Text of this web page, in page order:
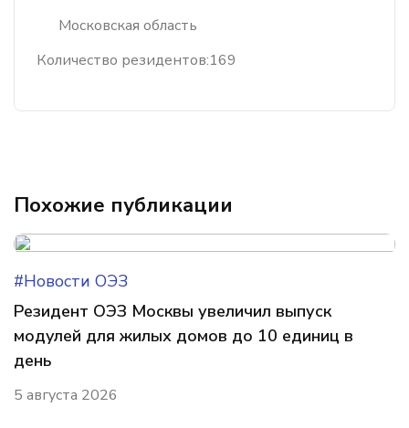
Московская область
Количество резидентов:169
Похожие публикации
#Новости ОЭЗ
Резидент ОЭЗ Москвы увеличил выпуск
модулей для жилых домов до 10 единиц в
день
5 августа 2026